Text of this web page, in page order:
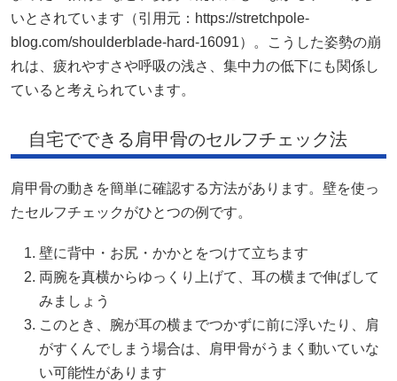
いとされています（引用元：https://stretchpole-
blog.com/shoulderblade-hard-16091）。こうした姿勢の崩
れは、疲れやすさや呼吸の浅さ、集中力の低下にも関係し
ていると考えられています。
自宅でできる肩甲骨のセルフチェック法
肩甲骨の動きを簡単に確認する方法があります。壁を使っ
たセルフチェックがひとつの例です。
壁に背中・お尻・かかとをつけて立ちます
両腕を真横からゆっくり上げて、耳の横まで伸ばして
みましょう
このとき、腕が耳の横までつかずに前に浮いたり、肩
がすくんでしまう場合は、肩甲骨がうまく動いていな
い可能性があります